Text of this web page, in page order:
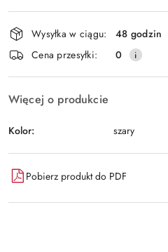
Wyślij
Dostępność
i
dostawa
Wysyłka w ciągu:
48 godzin
Cena przesyłki:
0
Więcej o produkcie
Kolor: szary
Pobierz produkt do PDF